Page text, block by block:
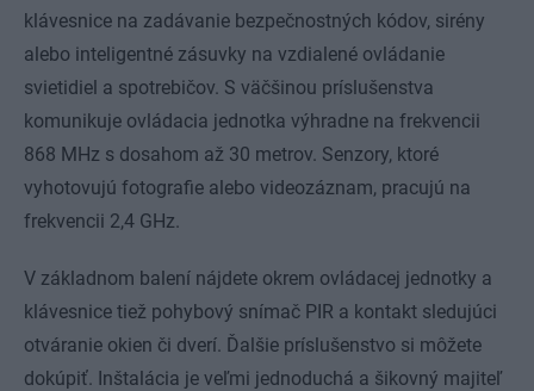
klávesnice na zadávanie bezpečnostných kódov, sirény
alebo inteligentné zásuvky na vzdialené ovládanie
svietidiel a spotrebičov. S väčšinou príslušenstva
komunikuje ovládacia jednotka výhradne na frekvencii
868 MHz s dosahom až 30 metrov. Senzory, ktoré
vyhotovujú fotografie alebo videozáznam, pracujú na
frekvencii 2,4 GHz.
V základnom balení nájdete okrem ovládacej jednotky a
klávesnice tiež pohybový snímač PIR a kontakt sledujúci
otváranie okien či dverí. Ďalšie príslušenstvo si môžete
dokúpiť. Inštalácia je veľmi jednoduchá a šikovný majiteľ